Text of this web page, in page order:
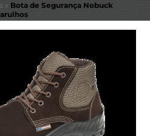
» Bota de Segurança Nobuck